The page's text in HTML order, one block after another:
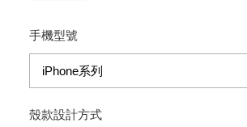
手機型號
殼款設計方式